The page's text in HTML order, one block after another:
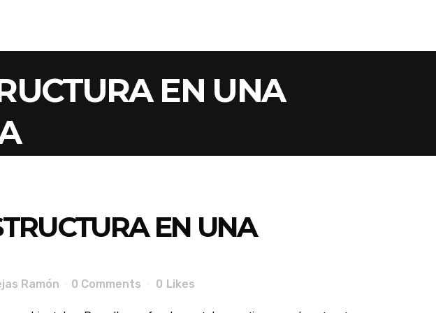
EN UNA
EN UNA
Ramón 0 Comments 0 Likes